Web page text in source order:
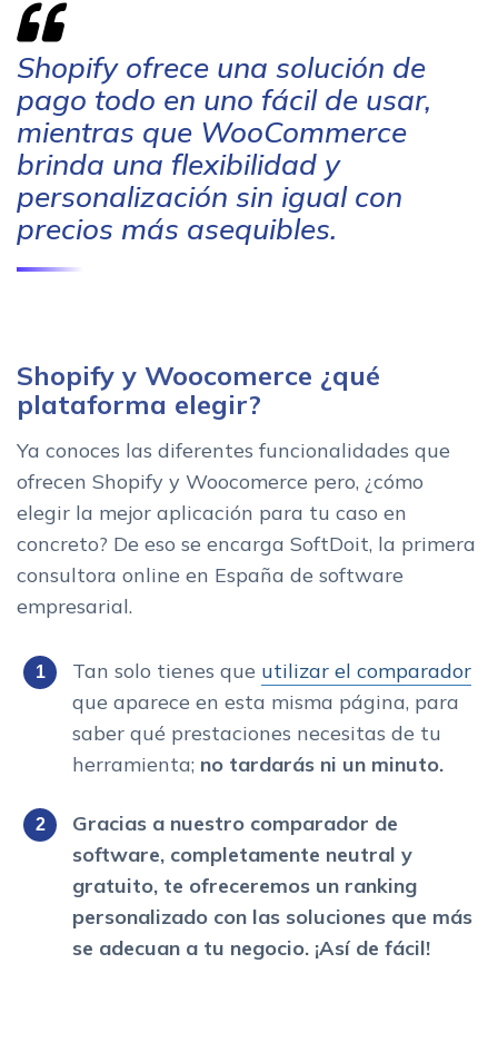
Shopify ofrece una solución de
pago todo en uno fácil de usar,
mientras que WooCommerce
brinda una flexibilidad y
personalización sin igual con
precios más asequibles.
Shopify y Woocomerce ¿qué
plataforma elegir?
Ya conoces las diferentes funcionalidades que
ofrecen Shopify y Woocomerce pero, ¿cómo
elegir la mejor aplicación para tu caso en
concreto? De eso se encarga SoftDoit, la primera
consultora online en España de software
empresarial.
Tan solo tienes que utilizar el comparador
que aparece en esta misma página, para
saber qué prestaciones necesitas de tu
herramienta; no tardarás ni un minuto.
Gracias a nuestro comparador de
software, completamente neutral y
gratuito, te ofreceremos un ranking
personalizado con las soluciones que más
se adecuan a tu negocio. ¡Así de fácil!